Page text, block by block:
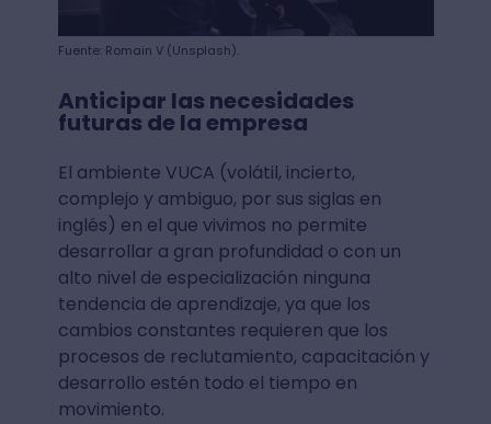
Fuente: Romain V (Unsplash).
Anticipar las necesidades
futuras de la empresa
El ambiente VUCA (volátil, incierto,
complejo y ambiguo, por sus siglas en
inglés) en el que vivimos no permite
desarrollar a gran profundidad o con un
alto nivel de especialización ninguna
tendencia de aprendizaje, ya que los
cambios constantes requieren que los
procesos de reclutamiento, capacitación y
desarrollo estén todo el tiempo en
movimiento.